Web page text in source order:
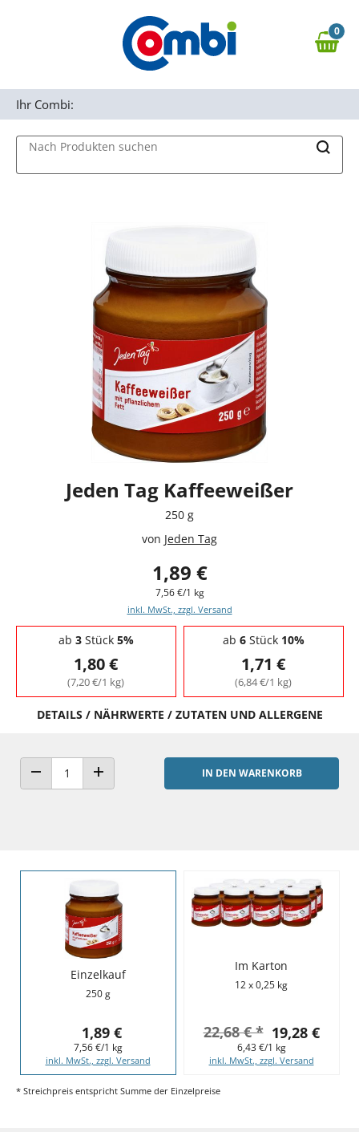
Zur Navigation springen
0,00 €
0
Nach Produkten suchen
Ihr Combi:
Jeden Tag Kaffeeweißer
250 g
von Jeden Tag
1,89 €
7,56 €/1 kg
inkl. MwSt., zzgl. Versand
Staffelpreise - Mengenrabatt
ab 3Stück 5%
1,80 €
(7,20 €/1 kg)
ab 6Stück 10%
1,71 €
(6,84 €/1 kg)
DETAILS / NÄHRWERTE / ZUTATEN UND ALLERGENE
ANZAHL VERRINGERNANZAHL ERHÖHEN
IN DEN WARENKORB
Einzelkauf
250 g
1,89 €
7,56 €/1 kg
inkl. MwSt., zzgl. Versand
Im Karton
12 x 0,25 kg
19,28 €
22,68 € *
6,43 €/1 kg
inkl. MwSt., zzgl. Versand
* Streichpreis entspricht Summe der Einzelpreise